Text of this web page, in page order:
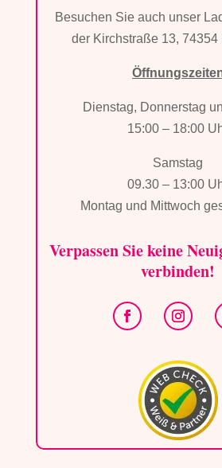
Besuchen Sie auch unser
der Kirchstraße 13, 74354
Dienstag, Donnerstag
15:00 – 18:00
Samstag
09.30 – 13:00
Montag und Mittwoch
Verpassen Sie keine
verbinden!